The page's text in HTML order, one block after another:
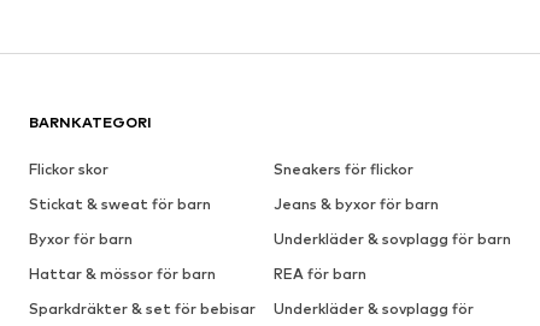
BARNKATEGORI
Flickor skor
Sneakers för flickor
Stickat & sweat för barn
Jeans & byxor för barn
Byxor för barn
Underkläder & sovplagg för barn
Hattar & mössor för barn
REA för barn
Sparkdräkter & set för bebisar
Underkläder & sovplagg för